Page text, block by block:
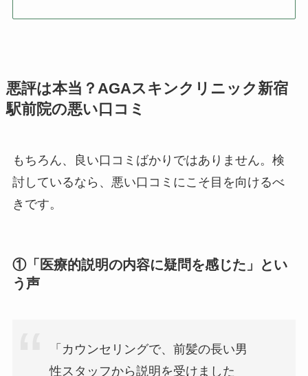
悪評は本当？AGAスキンクリニック新宿
駅前院の悪い口コミ
もちろん、良い口コミばかりではありません。検
討しているなら、悪い口コミにこそ目を向けるべ
きです。
①「医療的説明の内容に疑問を感じた」とい
う声
「カウンセリングで、前髪の長い男
性スタッフから説明を受けました